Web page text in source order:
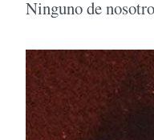
Ninguno de